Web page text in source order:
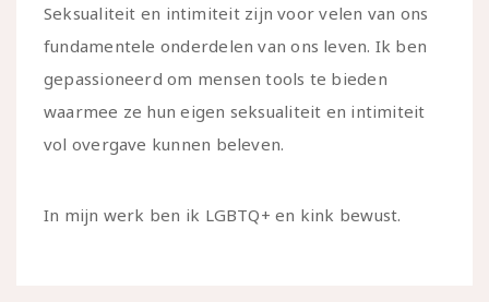
Seksualiteit en intimiteit zijn voor velen van ons
fundamentele onderdelen van ons leven. Ik ben
gepassioneerd om mensen tools te bieden
waarmee ze hun eigen seksualiteit en intimiteit
vol overgave kunnen beleven.
In mijn werk ben ik LGBTQ+ en kink bewust.